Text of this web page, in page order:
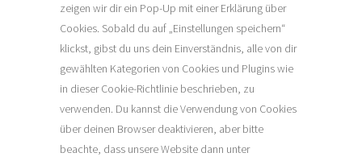
zeigen wir dir ein Pop-Up mit einer Erklärung über
Cookies. Sobald du auf „Einstellungen speichern“
klickst, gibst du uns dein Einverständnis, alle von dir
gewählten Kategorien von Cookies und Plugins wie
in dieser Cookie-Richtlinie beschrieben, zu
verwenden. Du kannst die Verwendung von Cookies
über deinen Browser deaktivieren, aber bitte
beachte, dass unsere Website dann unter